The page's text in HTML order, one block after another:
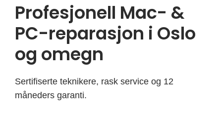
Profesjonell Mac- &
PC-reparasjon i Oslo
og omegn
Sertifiserte teknikere, rask service og 12
måneders garanti.